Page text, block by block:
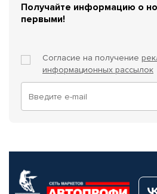
Получайте информацию о
первыми!
Согласие на получение
информационных рассылок